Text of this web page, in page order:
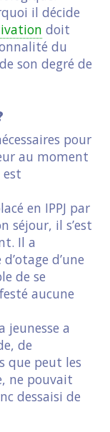
il décide
doit
du
son degré de
pour
au moment
en IPPJ par
séjour, il s’est
Il a
d’une
de se
aucune
jeunesse a
de
que peut les
ne pouvait
dessaisi de